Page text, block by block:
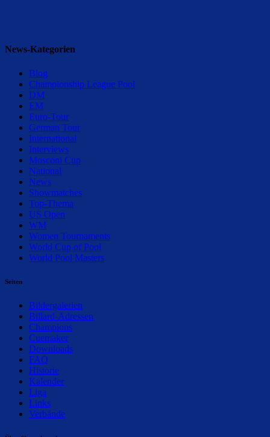
News-Kategorien
Blog
Championship League Pool
DM
EM
Euro-Tour
German Tour
International
Interviews
Mosconi Cup
National
News
Showmatches
Top-Thema
US Open
WM
Women Tournaments
World Cup of Pool
World Pool Masters
Seiten
Bildergalerien
Billard-Adressen
Champions
Cuemaker
Downloads
FAQ
Historie
Kalender
Liga
Links
Verbände